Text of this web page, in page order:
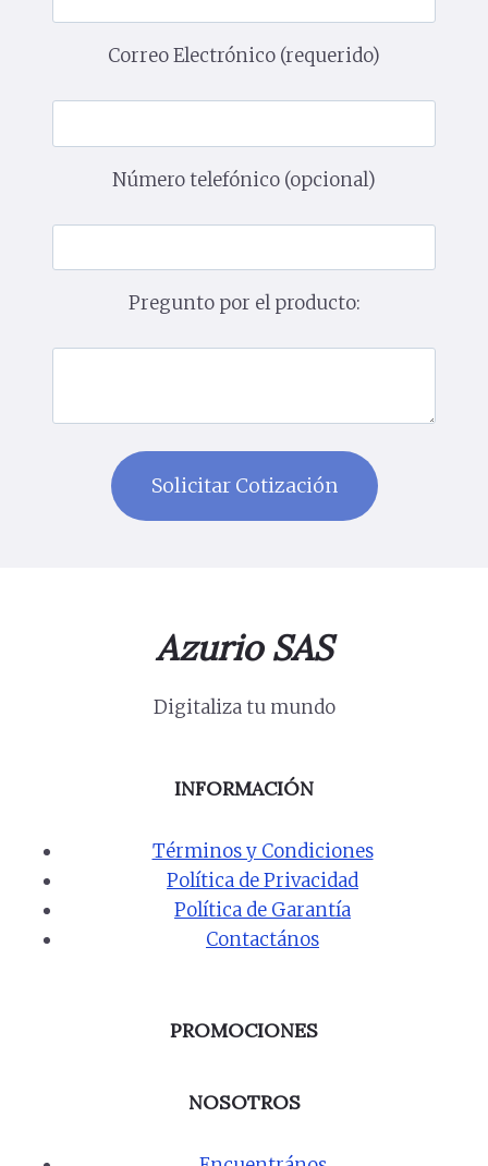
Correo Electrónico (requerido)
Número telefónico (opcional)
Pregunto por el producto:
Azurio SAS
Digitaliza tu mundo
INFORMACIÓN
Términos y Condiciones
Política de Privacidad
Política de Garantía
Contactános
PROMOCIONES
NOSOTROS